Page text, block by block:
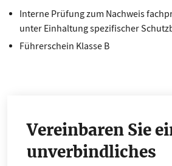
Interne Prüfung zum Nachweis
unter Einhaltung spezifischer
Führerschein Klasse B
Vereinbaren Sie
unverbindliches